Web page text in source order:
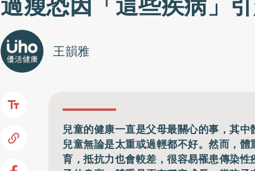
王韻雅
兒童的健康一直是父母最關心的事，其中
兒童無論是太重或過輕都不好。然而，
育，抵抗力也會較差，很容易罹患傳染